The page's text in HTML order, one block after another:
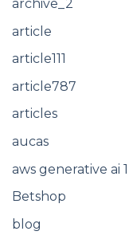
archive_2
article
article111
article787
articles
aucas
aws generative ai 1
Betshop
blog